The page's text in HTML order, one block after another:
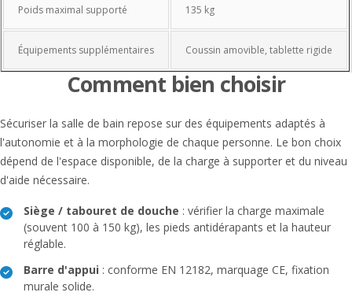
Poids maximal supporté 135 kg
Équipements supplémentaires Coussin amovible, tablette rigide
Comment bien choisir
Sécuriser la salle de bain repose sur des équipements adaptés à
l'autonomie et à la morphologie de chaque personne. Le bon choix
dépend de l'espace disponible, de la charge à supporter et du niveau
d'aide nécessaire.
Siège / tabouret de douche : vérifier la charge maximale
(souvent 100 à 150 kg), les pieds antidérapants et la hauteur
réglable.
Barre d'appui : conforme EN 12182, marquage CE, fixation
murale solide.